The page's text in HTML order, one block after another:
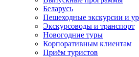
Беларусь
Пешеходные экскурсии и
Экскурсоводы и транспорт
Новогодние туры
Корпоративным клиентам
Приём туристов